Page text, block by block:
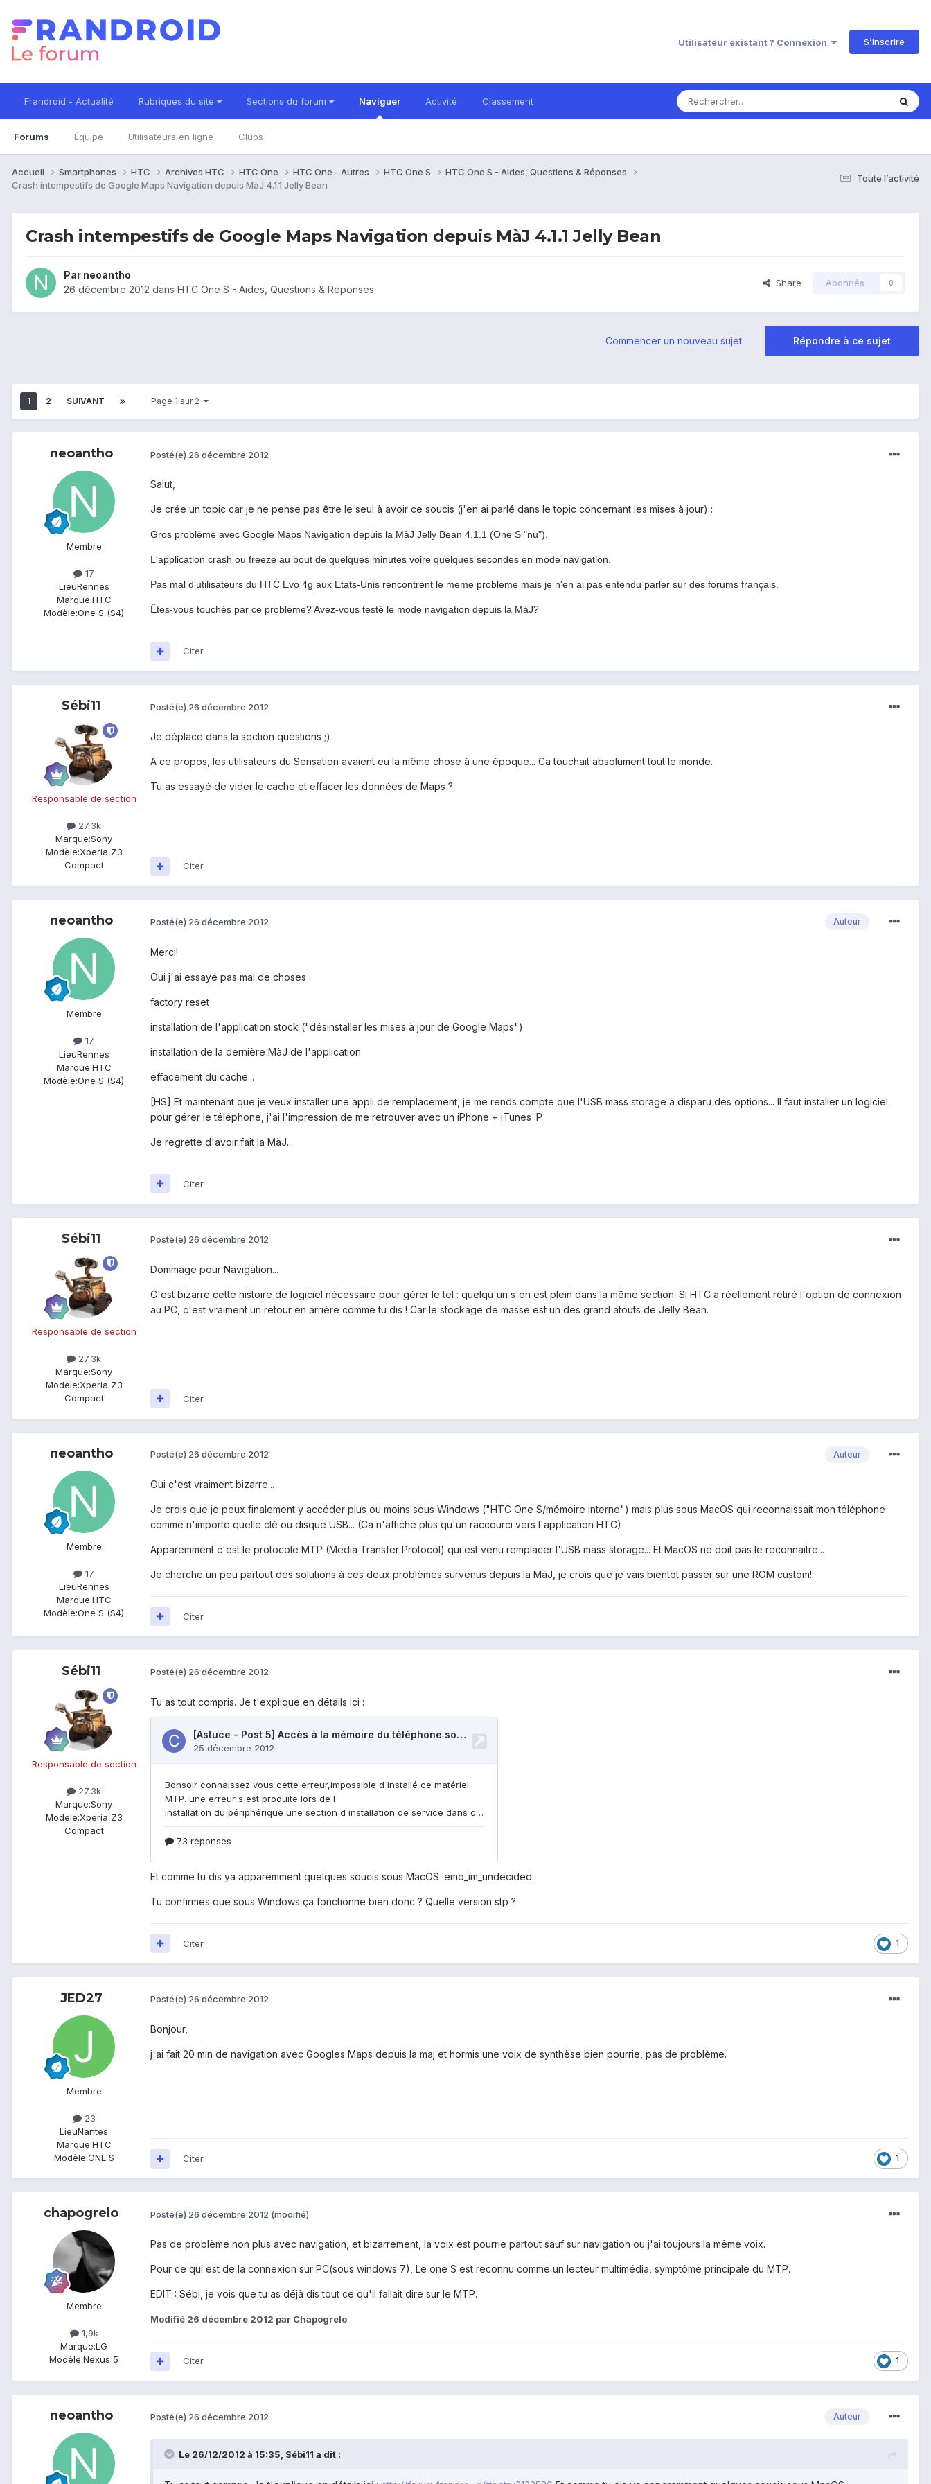
Utilisateur existant ? Connexion S’inscrire
Frandroid - Actualité Rubriques du site Sections du forum Naviguer
Forums Équipe Utilisateurs en ligne Clubs
Activité Classement
Toute l’activité
Accueil Smartphones HTC Archives HTC HTC One HTC One - Autres HTC One S
HTC One S - Aides, Questions & Réponses
Crash intempestifs de Google Maps Navigation depuis MàJ 4.1.1 Jelly Bean
Crash intempestifs de Google Maps Navigation depuis MàJ 4.1.1 Jelly Bean
Par neoantho
26 décembre 2012 dans HTC One S - Aides, Questions & Réponses
Share Abonnés 0
Répondre à ce sujet
Commencer un nouveau sujet
1 2 SUIVANT Page 1 sur 2
neoantho
Membre
17
LieuRennes
Marque:HTC
Modèle:One S (S4)
Posté(e) 26 décembre 2012
Salut,
Je crée un topic car je ne pense pas être le seul à avoir ce soucis (j'en ai parlé dans le topic concernant les mises à jour) :
Gros problème avec Google Maps Navigation depuis la MàJ Jelly Bean 4.1.1 (One S "nu").
L'application crash ou freeze au bout de quelques minutes voire quelques secondes en mode navigation.
Pas mal d'utilisateurs du HTC Evo 4g aux Etats-Unis rencontrent le meme problème mais je n'en ai pas entendu parler sur des forums français.
Êtes-vous touchés par ce problème? Avez-vous testé le mode navigation depuis la MàJ?
Citer
Sébi11
Responsable de section
27,3k
Marque:Sony
Modèle:Xperia Z3
Compact
Posté(e) 26 décembre 2012
Je déplace dans la section questions ;)
A ce propos, les utilisateurs du Sensation avaient eu la même chose à une époque... Ca touchait absolument tout le monde.
Tu as essayé de vider le cache et effacer les données de Maps ?
Citer
neoantho
Membre
17
LieuRennes
Marque:HTC
Modèle:One S (S4)
Auteur
Posté(e) 26 décembre 2012
Merci!
Oui j'ai essayé pas mal de choses :
factory reset
installation de l'application stock ("désinstaller les mises à jour de Google Maps")
installation de la dernière MàJ de l'application
effacement du cache...
[HS] Et maintenant que je veux installer une appli de remplacement, je me rends compte que l'USB mass storage a disparu des options... Il faut installer un logiciel
pour gérer le téléphone, j'ai l'impression de me retrouver avec un iPhone + iTunes :P
Je regrette d'avoir fait la MàJ...
Citer
Sébi11
Responsable de section
27,3k
Marque:Sony
Modèle:Xperia Z3
Compact
Posté(e) 26 décembre 2012
Dommage pour Navigation...
C'est bizarre cette histoire de logiciel nécessaire pour gérer le tel : quelqu'un s'en est plein dans la même section. Si HTC a réellement retiré l'option de connexion
au PC, c'est vraiment un retour en arrière comme tu dis ! Car le stockage de masse est un des grand atouts de Jelly Bean.
Citer
neoantho
Membre
17
LieuRennes
Marque:HTC
Modèle:One S (S4)
Auteur
Posté(e) 26 décembre 2012
Oui c'est vraiment bizarre...
Je crois que je peux finalement y accéder plus ou moins sous Windows ("HTC One S/mémoire interne") mais plus sous MacOS qui reconnaissait mon téléphone
comme n'importe quelle clé ou disque USB... (Ca n'affiche plus qu'un raccourci vers l'application HTC)
Apparemment c'est le protocole MTP (Media Transfer Protocol) qui est venu remplacer l'USB mass storage... Et MacOS ne doit pas le reconnaitre...
Je cherche un peu partout des solutions à ces deux problèmes survenus depuis la MàJ, je crois que je vais bientot passer sur une ROM custom!
Citer
Sébi11
Responsable de section
27,3k
Marque:Sony
Modèle:Xperia Z3
Compact
Posté(e) 26 décembre 2012
Tu as tout compris. Je t'explique en détails ici :
Et comme tu dis ya apparemment quelques soucis sous MacOS :emo_im_undecided:
Tu confirmes que sous Windows ça fonctionne bien donc ? Quelle version stp ?
1
Citer
JED27
Membre
23
LieuNantes
Marque:HTC
Modèle:ONE S
Posté(e) 26 décembre 2012
Bonjour,
j'ai fait 20 min de navigation avec Googles Maps depuis la maj et hormis une voix de synthèse bien pourrie, pas de problème.
1
Citer
chapogrelo
Membre
1,9k
Marque:LG
Modèle:Nexus 5
Posté(e) 26 décembre 2012 (modifié)
Pas de problème non plus avec navigation, et bizarrement, la voix est pourrie partout sauf sur navigation ou j'ai toujours la même voix.
Pour ce qui est de la connexion sur PC(sous windows 7), Le one S est reconnu comme un lecteur multimédia, symptôme principale du MTP.
EDIT : Sébi, je vois que tu as déjà dis tout ce qu'il fallait dire sur le MTP.
Modifié 26 décembre 2012 par Chapogrelo
1
Citer
neoantho Auteur
Posté(e) 26 décembre 2012
Le 26/12/2012 à 15:35, Sébi11 a dit :